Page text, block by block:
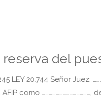
del
LEY 20.744 Señor Juez:
AFIP como